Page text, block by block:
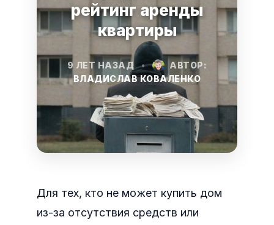
рейтинг аренды
квартиры
9 ЛЕТ НАЗАД •
АВТОР:
ВЛАДИСЛАВ КОВАЛЕНКО
Для тех, кто не может купить дом
из-за отсутствия средств или